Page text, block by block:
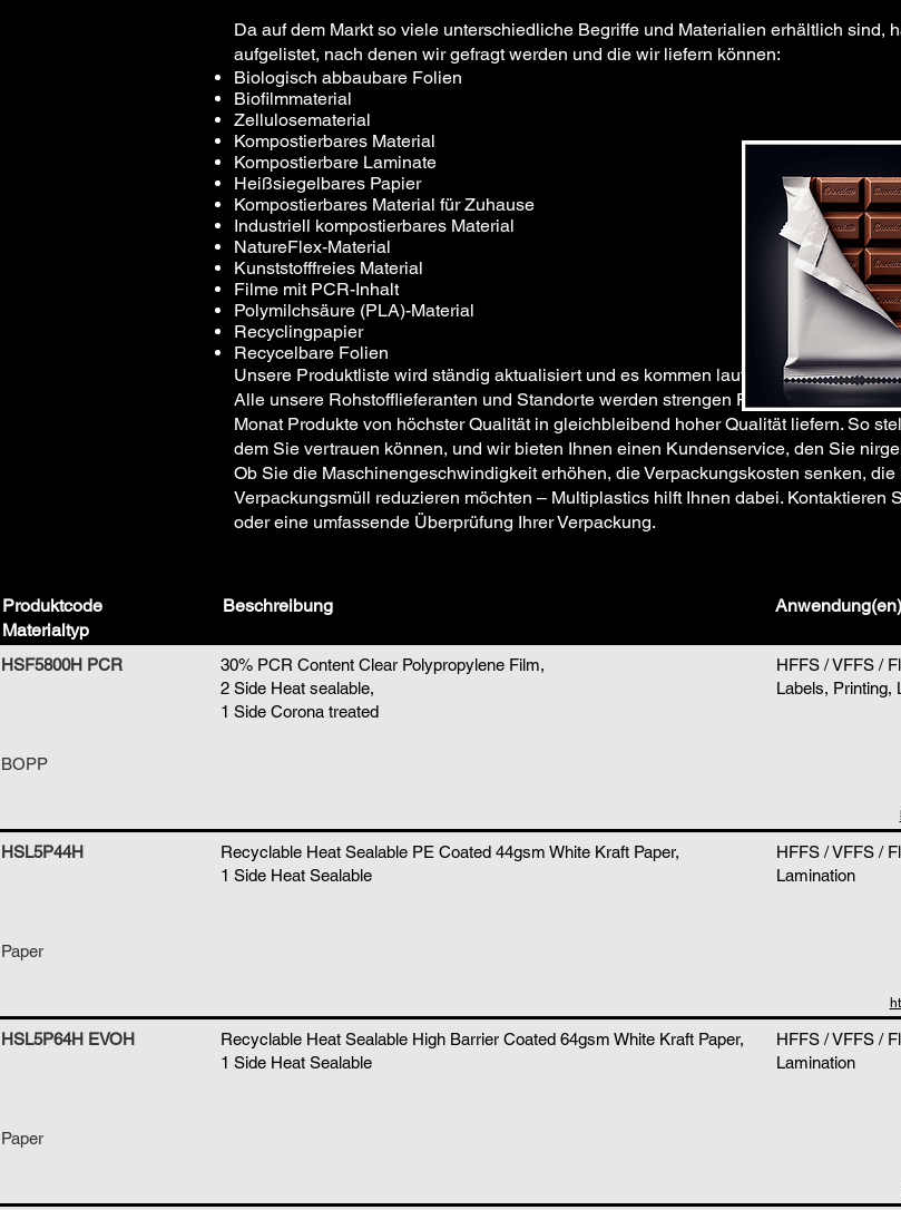
Da auf dem Markt so viele unterschiedliche Begriffe und Materialien erhältlich sind,
aufgelistet, nach denen wir gefragt werden und die wir liefern können:
Biologisch abbaubare Folien
Biofilmmaterial
Zellulosematerial
Kompostierbares Material
Kompostierbare Laminate
Heißsiegelbares Papier
Kompostierbares Material für Zuhause
Industriell kompostierbares Material
NatureFlex-Material
Kunststofffreies Material
Filme mit PCR-Inhalt
Polymilchsäure (PLA)-Material
Recyclingpapier
Recycelbare Folien
Unsere Produktliste wird ständig aktualisiert und es kommen laufend neue Produkte
Alle unsere Rohstofflieferanten und Standorte werden strengen Prüfungen
Monat Produkte von höchster Qualität in gleichbleibend hoher Qualität liefern. So
dem Sie vertrauen können, und wir bieten Ihnen einen Kundenservice, den Sie
Ob Sie die Maschinengeschwindigkeit erhöhen, die Verpackungskosten senken,
Verpackungsmüll reduzieren möchten – Multiplastics hilft Ihnen dabei. Kontaktieren
oder eine umfassende Überprüfung Ihrer Verpackung.
Produktcode
Materialtyp
Beschreibung Anwendung(en)
HSF5800H PCR
30% PCR Content Clear Polypropylene Film,
2 Side Heat sealable,
1 Side Corona treated
HFFS / VFFS /
Labels, Printing,
BOPP
HSL5P44H
Recyclable Heat Sealable PE Coated 44gsm White Kraft Paper,
1 Side Heat Sealable
HFFS / VFFS /
Lamination
Paper
HSL5P64H EVOH
Recyclable Heat Sealable High Barrier Coated 64gsm White Kraft Paper,
1 Side Heat Sealable
HFFS / VFFS /
Lamination
Paper